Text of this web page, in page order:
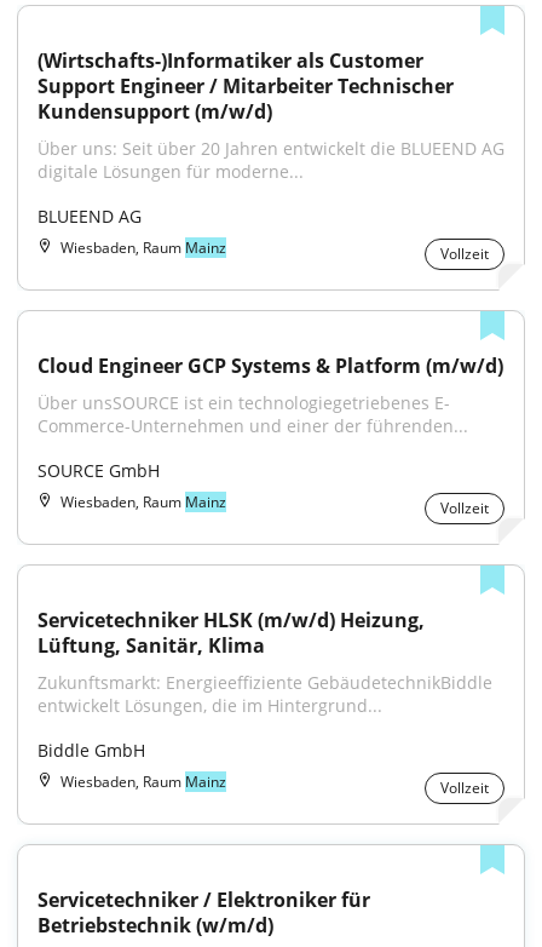
(Wirtschafts-)Informatiker als Customer
Support Engineer / Mitarbeiter Technischer
Kundensupport (m/w/d)
Über uns: Seit über 20 Jahren entwickelt die BLUEEND AG
digitale Lösungen für moderne...
BLUEEND AG
Wiesbaden, Raum Mainz Vollzeit
Cloud Engineer GCP Systems & Platform (m/w/d)
Über unsSOURCE ist ein technologiegetriebenes E-
Commerce-Unternehmen und einer der führenden...
SOURCE GmbH
Wiesbaden, Raum Mainz Vollzeit
Servicetechniker HLSK (m/w/d) Heizung,
Lüftung, Sanitär, Klima
Zukunftsmarkt: Energieeffiziente GebäudetechnikBiddle
entwickelt Lösungen, die im Hintergrund...
Biddle GmbH
Wiesbaden, Raum Mainz Vollzeit
Servicetechniker / Elektroniker für
Betriebstechnik (w/m/d)